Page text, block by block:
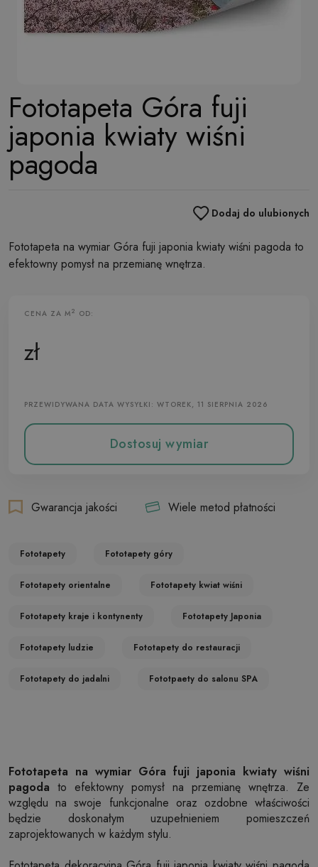
Fototapeta Góra fuji
japonia kwiaty wiśni
pagoda
Dodaj do ulubionych
Fototapeta na wymiar Góra fuji japonia kwiaty wiśni pagoda to
efektowny pomysł na przemianę wnętrza.
CENA ZA M2 OD:
zł
PRZEWIDYWANA DATA WYSYŁKI: WTOREK, 11 SIERPNIA 2026
Dostosuj wymiar
Gwarancja jakości Wiele metod płatności
Fototapety Fototapety góry
Fototapety orientalne Fototapety kwiat wiśni
Fototapety kraje i kontynenty Fototapety Japonia
Fototapety ludzie Fototapety do restauracji
Fototapety do jadalni Fototpaety do salonu SPA
Fototapeta na wymiar Góra fuji japonia kwiaty wiśni
pagoda to efektowny pomysł na przemianę wnętrza. Ze
względu na swoje funkcjonalne oraz ozdobne właściwości
będzie doskonałym uzupełnieniem pomieszczeń
zaprojektowanych w każdym stylu.